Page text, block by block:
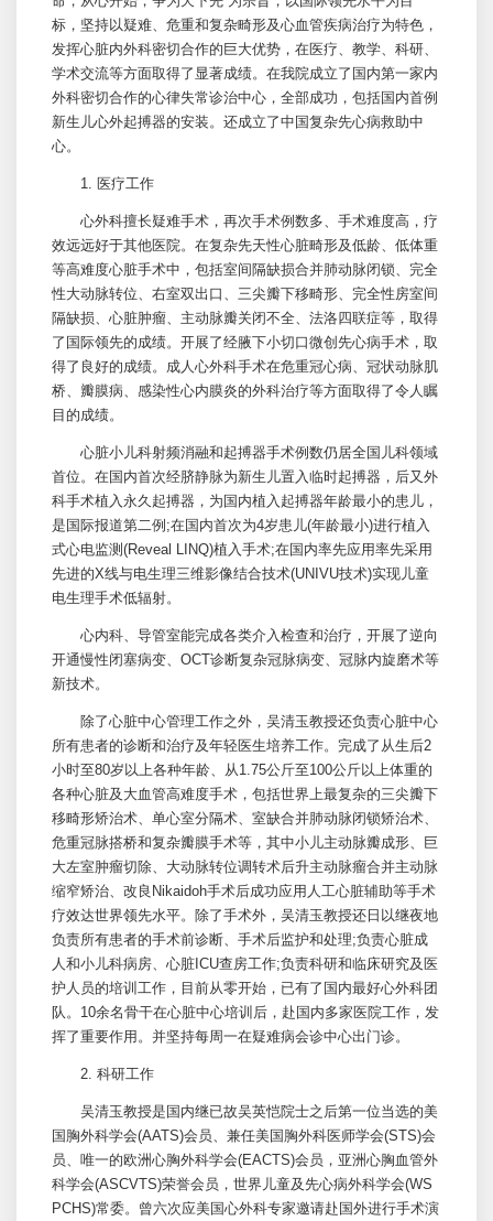
标，坚持以疑难、危重和复杂畸形及心血管疾病治疗为特色，
发挥心脏内外科密切合作的巨大优势，在医疗、教学、科研、
学术交流等方面取得了显著成绩。在我院成立了国内第一家内
外科密切合作的心律失常诊治中心，全部成功，包括国内首例
新生儿心外起搏器的安装。还成立了中国复杂先心病救助中
心。
1. 医疗工作
心外科擅长疑难手术，再次手术例数多、手术难度高，疗
效远远好于其他医院。在复杂先天性心脏畸形及低龄、低体重
等高难度心脏手术中，包括室间隔缺损合并肺动脉闭锁、完全
性大动脉转位、右室双出口、三尖瓣下移畸形、完全性房室间
隔缺损、心脏肿瘤、主动脉瓣关闭不全、法洛四联症等，取得
了国际领先的成绩。开展了经腋下小切口微创先心病手术，取
得了良好的成绩。成人心外科手术在危重冠心病、冠状动脉肌
桥、瓣膜病、感染性心内膜炎的外科治疗等方面取得了令人瞩
目的成绩。
心脏小儿科射频消融和起搏器手术例数仍居全国 儿科领域
首位。在国内首次经脐静脉为新生儿置入临时起搏器，后又外
科手术植入永久起搏器，为国内植入起搏器年龄最小的患儿，
是国际报道第二例;在国内首次为4岁患儿(年龄最小)进行植入
式心电监测(Reveal LINQ)植入手术;在国内率先应用率先采用
先进的X线与电生理三维影像结合技术(UNIVU技术)实现儿童
电生理手术低辐射。
心内科、导管室能完成各类介入检查和治疗，开展了逆向
开通慢性闭塞病变、OCT诊断复杂冠脉病变、冠脉内旋磨术等
新技术。
除了心脏中心管理工作之外， 吴清玉教授还负责心脏中心
所有患者的诊断和治疗及年轻医生培养工作。完成了从生后2
小时至80岁以上各种年龄、从1.75公斤至100公斤以上体重的
各种心脏及大血管高难度手术，包括世界上最复杂的三尖瓣下
移畸形矫治术、单心室分隔术、室缺合并肺动脉闭锁矫治术、
危重冠脉搭桥和复杂瓣膜手术等，其中小儿主动脉瓣成形、巨
大左室肿瘤切除、大动脉转位调转术后升主动脉瘤合并主动脉
缩窄矫治、改良Nikaidoh手术后成功应用人工心脏辅助等手术
疗效达世界领先水平。除了手术外， 吴清玉教授还日以继夜地
负责所有患者的手术前诊断、手术后监护和处理;负责心脏成
人和小 儿科病房、心脏ICU查房工作;负责科研和临床研究及医
护人员的培训工作，目前从零开始，已有了国内最好心外科团
队。10余名骨干在心脏中心培训后，赴国内多家医院工作，发
挥了重要作用。并坚持每周一在疑难病会诊中心出门诊。
2. 科研工作
吴清玉教授是国内继已故吴英恺院士之后第一位当选的美
国胸外科学会(AATS)会员、兼任美国胸外科医师学会(STS)会
员、唯一的欧洲心胸外科学会(EACTS)会员，亚洲心胸血管外
科学会(ASCVTS)荣誉会员，世界儿童及先心病外科学会(WS
PCHS)常委。曾六次应美国心外科专家邀请赴国外进行手术演